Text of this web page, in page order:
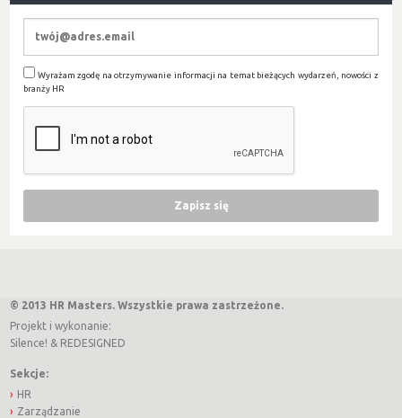
Wyrażam zgodę na otrzymywanie informacji na temat bieżących wydarzeń, nowości z
branży HR
© 2013 HR Masters. Wszystkie prawa zastrzeżone.
Projekt i wykonanie:
Silence! & REDESIGNED
Sekcje:
HR
Zarządzanie